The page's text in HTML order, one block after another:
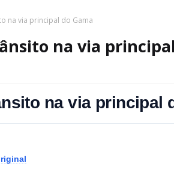
na via principal do Gama
na via
na via principal